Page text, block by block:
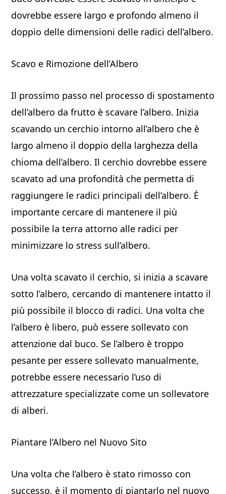
dovrebbe essere largo e profondo almeno il
doppio delle dimensioni delle radici dell’albero.
Scavo e Rimozione dell’Albero
Il prossimo passo nel processo di spostamento
dell’albero da frutto è scavare l’albero. Inizia
scavando un cerchio intorno all’albero che è
largo almeno il doppio della larghezza della
chioma dell’albero. Il cerchio dovrebbe essere
scavato ad una profondità che permetta di
raggiungere le radici principali dell’albero. È
importante cercare di mantenere il più
possibile la terra attorno alle radici per
minimizzare lo stress sull’albero.
Una volta scavato il cerchio, si inizia a scavare
sotto l’albero, cercando di mantenere intatto il
più possibile il blocco di radici. Una volta che
l’albero è libero, può essere sollevato con
attenzione dal buco. Se l’albero è troppo
pesante per essere sollevato manualmente,
potrebbe essere necessario l’uso di
attrezzature specializzate come un sollevatore
di alberi.
Piantare l’Albero nel Nuovo Sito
Una volta che l’albero è stato rimosso con
successo, è il momento di piantarlo nel nuovo